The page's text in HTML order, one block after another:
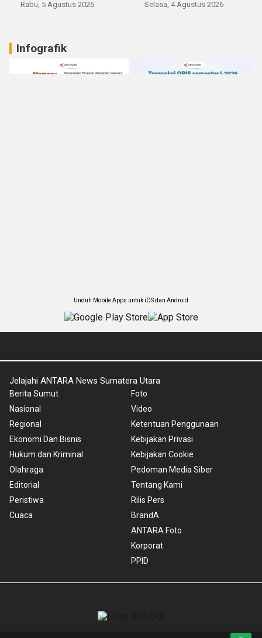
Rabu, 5 Agustus 2026 Selasa, 4 Agustus 2026
Infografik
Unduh Mobile Apps untuk iOS dan Android
Jelajahi ANTARA News Sumatera Utara
Berita Sumut
Nasional
Regional
Ekonomi Dan Bisnis
Hukum dan Kriminal
Olahraga
Editorial
Peristiwa
Cuaca
Foto
Video
Ketentuan Penggunaan
Kebijakan Privasi
Kebijakan Cookie
Pedoman Media Siber
Tentang Kami
Rilis Pers
BrandA
ANTARA Foto
Korporat
PPID